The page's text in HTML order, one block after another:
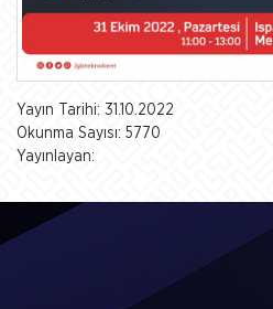
Yayın Tarihi: 31.10.2022
Okunma Sayısı: 5770
Yayınlayan: